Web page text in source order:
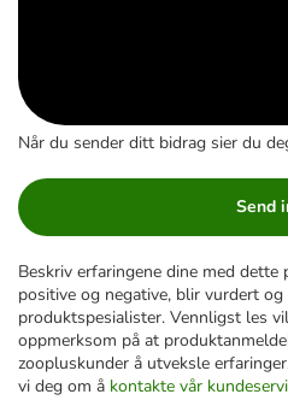
Når du sender ditt bidrag sier du
Send
Beskriv erfaringene dine med
positive og negative, blir vurdert
produktspesialister. Vennligst les
oppmerksom på at
zoopluskunder å utveksle
vi deg om å kontakte vår